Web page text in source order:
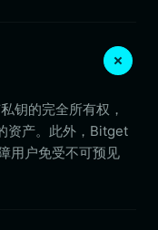
钥的完全所有权，
资产。此外，Bitget
用户免受不可预见